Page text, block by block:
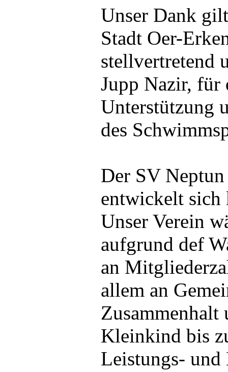
Unser Dank
Stadt Oer-
stellvertretend
Jupp Nazir,
Unterstützung
des
Der SV
entwickelt
Unser Verein
aufgrund def
an
allem an
Kleinkind bis
Leistungs- und